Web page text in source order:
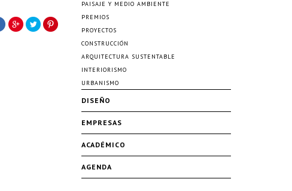
PAISAJE Y MEDIO AMBIENTE
PREMIOS
PROYECTOS
CONSTRUCCIÓN
ARQUITECTURA SUSTENTABLE
INTERIORISMO
URBANISMO
DISEÑO
EMPRESAS
ACADÉMICO
AGENDA